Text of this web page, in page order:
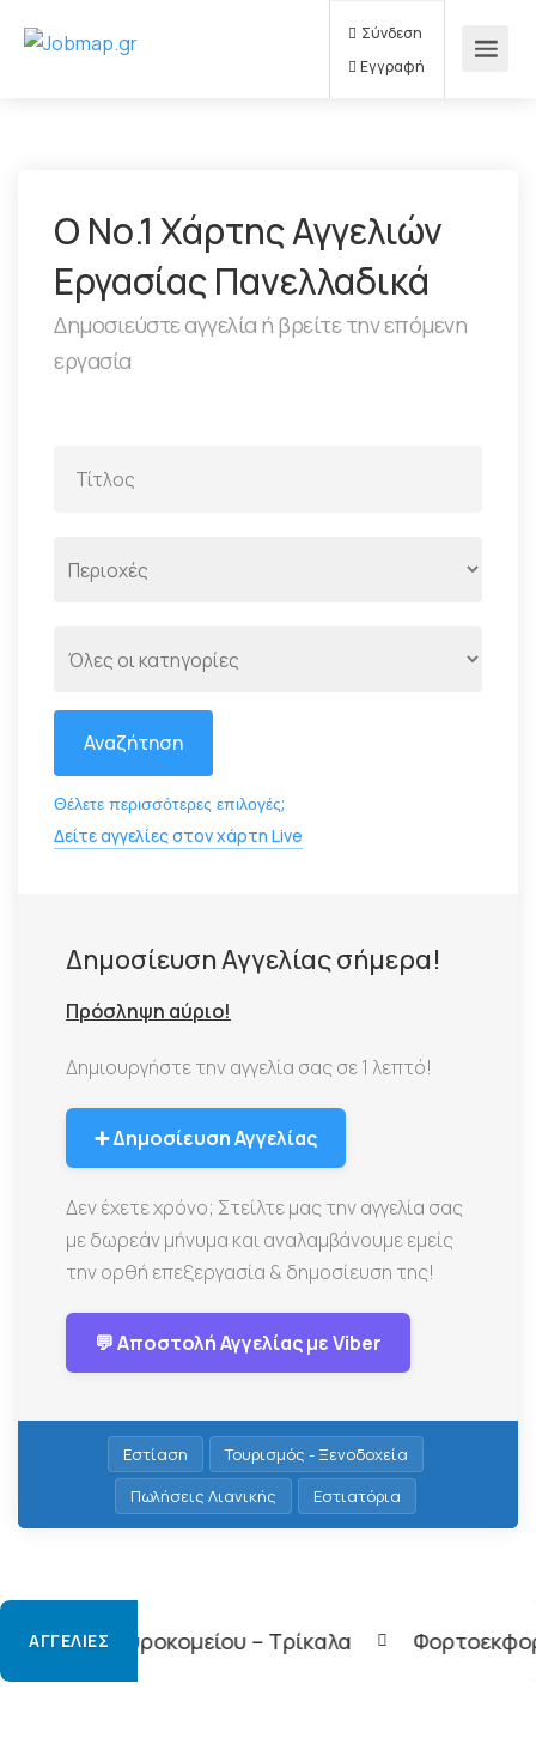
Σύνδεση
Εγγραφή
Ο Νο.1 Χάρτης Αγγελιών
Εργασίας Πανελλαδικά
Δημοσιεύστε αγγελία ή βρείτε την επόμενη
εργασία
Αναζήτηση
Θέλετε περισσότερες επιλογές;
Δείτε αγγελίες στον χάρτη Live
Δημοσίευση Αγγελίας σήμερα!
Πρόσληψη αύριο!
Δημιουργήστε την αγγελία σας σε 1 λεπτό!
➕ Δημοσίευση Αγγελίας
Δεν έχετε χρόνο; Στείλτε μας την αγγελία σας
με δωρεάν μήνυμα και αναλαμβάνουμε εμείς
την ορθή επεξεργασία & δημοσίευση της!
💬 Αποστολή Αγγελίας με Viber
Εστίαση
Τουρισμός - Ξενοδοχεία
Πωλήσεις Λιανικής
Εστιατόρια
ΑΓΓΕΛΊΕΣ– Τρίκαλα Φορτοεκφορτωτές – Τρίκαλα